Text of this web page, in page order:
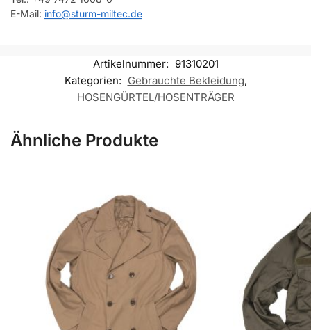
E-Mail: info@sturm-miltec.de
Artikelnummer: 91310201
Kategorien: Gebrauchte Bekleidung,
HOSENGÜRTEL/HOSENTRÄGER
Ähnliche Produkte